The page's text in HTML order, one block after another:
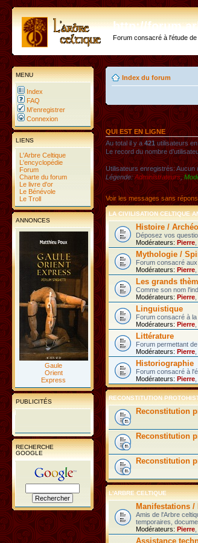
http://
Forum consacré à l'étude
MENU
Index
FAQ
M’enregistrer
Connexion
LIENS
L'Arbre Celtique
L'encyclopédie
Forum
Charte du forum
Le livre d'or
Le Bénévole
Le Troll
ANNONCES
Gaule
Orient
Express
PUBLICITÉS
RECHERCHE
GOOGLE
Index du forum
QUI EST EN LIGNE
Au total il y a421utilisateurs en
Le record du nombre
Utilisateurs enregistrés: Aucun
Légende:Administrateurs,
Voir les messages sans
LA CIVILISATION CELTIQUE
Histoire /
Déposez vos
Modérateurs: Pierre
Mythologie /
Forum consacré aux
Modérateurs: Pierre
Les grands
Comme son nom
Modérateurs: Pierre
Linguistique
Forum consacré à la
Modérateurs: Pierre
Littérature
Forum permettant
Modérateurs: Pierre
Historiographie
Forum consacré à
Modérateurs: Pierre
RECONSTITUTION
Reconstitution
Reconstitution
Reconstitution
L'ARBRE CELTIQUE
Manifestations
Amis de l'Arbre
temporaires,
Modérateurs: Pierre
Assistance